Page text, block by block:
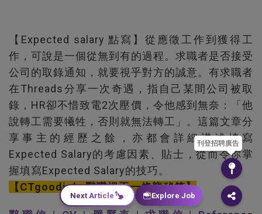
【Expected salary 點寫】從應徵工作到獲得工
作，可說是一個從無到有的過程。求職者是否接受
公司的取錄通知，就要視乎對方的誠意。有求職者
在Threads分享一次奇遇，指自己某間公司被取
錄，HR卻不惜致電2次壓價，令他感到無奈：「他
說轉工需要犧牲，否則就無法轉工」。這篇文章分
享事主的經歷之餘，亦都會詳細講述填寫
Expected Salary的考慮因素、貼士，從而令你掌
握填寫Expected Salary的技巧。
【CTgoodjobs辭職搵工一條龍秘笈】
刊登招聘廣告
Next Article Explore Job